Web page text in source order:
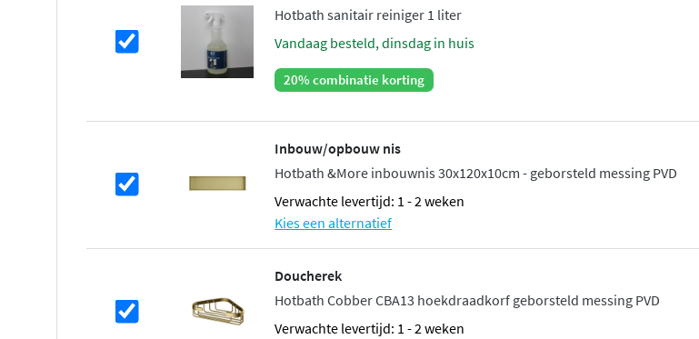
Hotbath sanitair reiniger 1 liter
vandaag besteld, dinsdag in huis
20% combinatie korting
Inbouw/opbouw nis
Hotbath &More inbouwnis 30x120x10cm - geborsteld messing PVD
Verwachte levertijd: 1 - 2 weken
Kies een alternatief
Doucherek
Hotbath Cobber CBA13 hoekdraadkorf geborsteld messing PVD
Verwachte levertijd: 1 - 2 weken